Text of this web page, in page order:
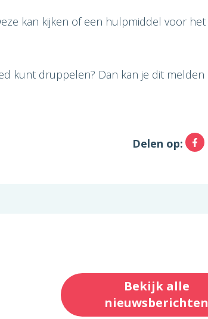
kan kijken of een hulpmiddel voor het
kunt druppelen? Dan kan je dit melden
Delen op:
Bekijk alle
nieuwsberichten